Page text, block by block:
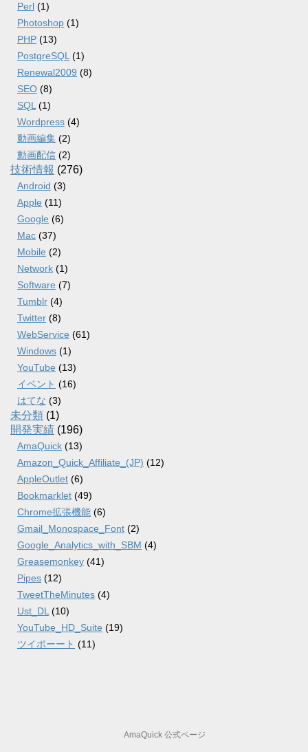
Perl (1)
Photoshop (1)
PHP (13)
PostgreSQL (1)
Renewal2009 (8)
SEO (8)
SQL (1)
Wordpress (4)
動画編集 (2)
動画配信 (2)
技術情報 (276)
Android (3)
Apple (11)
Google (6)
Mac (37)
Mobile (2)
Network (1)
Software (7)
Tumblr (4)
Twitter (8)
WebService (61)
Windows (1)
YouTube (13)
イベント (16)
はてな (3)
未分類 (1)
開発実績 (196)
AmaQuick (13)
Amazon_Quick_Affiliate_(JP) (12)
AppleOutlet (6)
Bookmarklet (49)
Chrome拡張機能 (6)
Gmail_Monospace_Font (2)
Google_Analytics_with_SBM (4)
Greasemonkey (41)
Pipes (12)
TweetTheMinutes (4)
Ust_DL (10)
YouTube_HD_Suite (19)
ツイポーート (11)
AmaQuick 公式ページ